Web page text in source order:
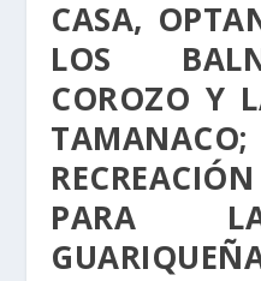
CASA,
LOS
COROZO Y
PARA